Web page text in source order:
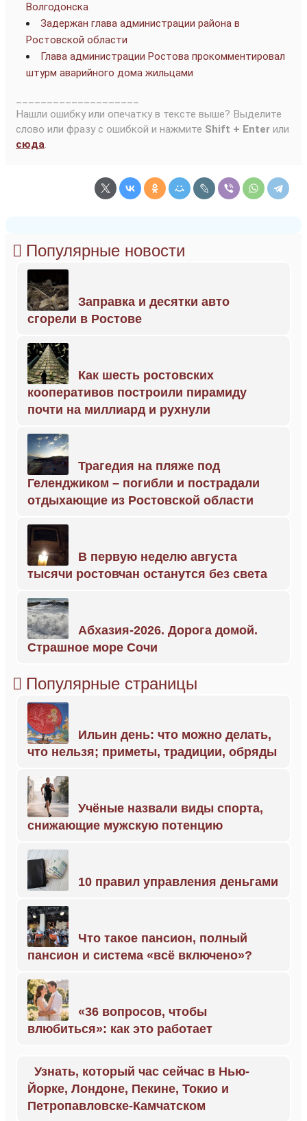
Волгодонска
Задержан глава администрации района в
Ростовской области
Глава администрации Ростова прокомментировал
штурм аварийного дома жильцами
Нашли ошибку или опечатку в тексте выше? Выделите
слово или фразу с ошибкой и нажмите Shift + Enter или
сюда.
Популярные новости
Заправка и десятки авто
сгорели в Ростове
Как шесть ростовских
кооперативов построили пирамиду
почти на миллиард и рухнули
Трагедия на пляже под
Геленджиком – погибли и пострадали
отдыхающие из Ростовской области
В первую неделю августа
тысячи ростовчан останутся без света
Абхазия-2026. Дорога домой.
Страшное море Сочи
Популярные страницы
Ильин день: что можно делать,
что нельзя; приметы, традиции, обряды
Учёные назвали виды спорта,
снижающие мужскую потенцию
10 правил управления деньгами
Что такое пансион, полный
пансион и система «всё включено»?
«36 вопросов, чтобы
влюбиться»: как это работает
Узнать, который час сейчас в Нью-
Йорке, Лондоне, Пекине, Токио и
Петропавловске-Камчатском